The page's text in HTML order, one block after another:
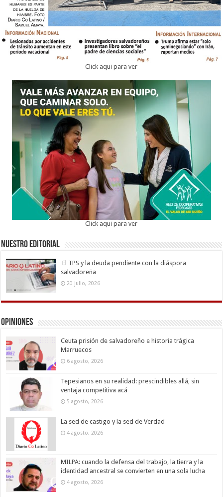
Click aqui para ver
Click aqui para ver
Nuestro Editorial
El TPS y la deuda pendiente con la diáspora
salvadoreña
20 julio, 2026
Opiniones
Ceuta prisión de salvadoreño e historia trágica
Marruecos
6 agosto, 2026
Tepesianos en su realidad: prescindibles allá, sin
ventaja competitiva acá
5 agosto, 2026
La sed de castigo y la sed de Verdad
4 agosto, 2026
MILPA: cuando la defensa del trabajo, la tierra y la
identidad ancestral se convierten en una sola lucha
4 agosto, 2026